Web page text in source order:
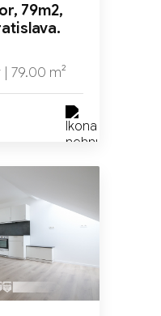
79m2,
79.00 m²